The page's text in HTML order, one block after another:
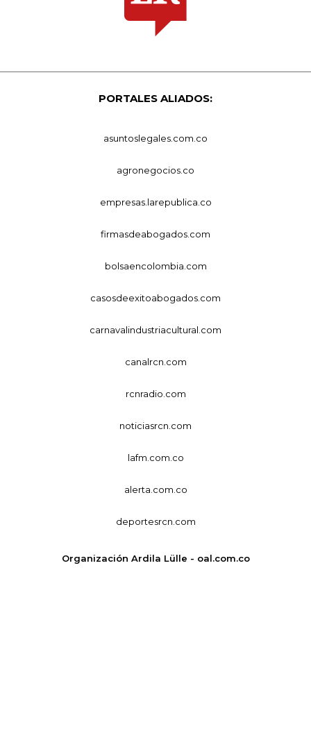
PORTALES ALIADOS:
asuntoslegales.com.co
agronegocios.co
empresas.larepublica.co
firmasdeabogados.com
bolsaencolombia.com
casosdeexitoabogados.com
carnavalindustriacultural.com
canalrcn.com
rcnradio.com
noticiasrcn.com
lafm.com.co
alerta.com.co
deportesrcn.com
Organización Ardila Lülle - oal.com.co